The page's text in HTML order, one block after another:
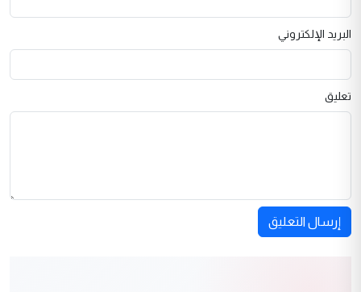
البريد الإلكتروني
تعليق
إرسال التعليق